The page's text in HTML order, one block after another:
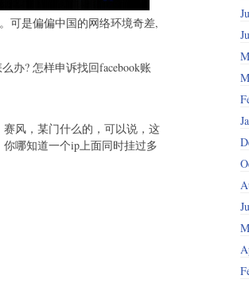
可是偏偏中国的网络环境奇差,
办? 怎样申诉找回facebook账
风，某门什么的，可以说，这
哪知道一个ip上面同时挂过多